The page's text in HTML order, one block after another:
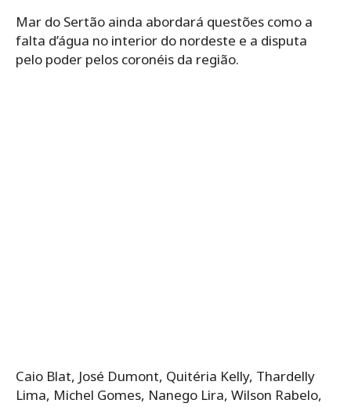
Mar do Sertão ainda abordará questões como a
falta d’água no interior do nordeste e a disputa
pelo poder pelos coronéis da região.
Caio Blat, José Dumont, Quitéria Kelly, Thardelly
Lima, Michel Gomes, Nanego Lira, Wilson Rabelo,